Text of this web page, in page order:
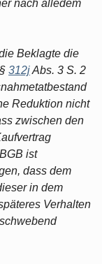
nach alledem
Beklagte die
312jAbs. 3 S. 2
Reduktion nicht
zwischen den
ist
dass dem
in dem
Verhalten